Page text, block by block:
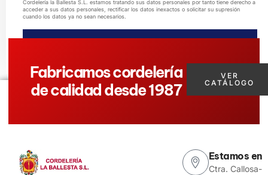
Cordelería la Ballesta S.L. estamos tratando sus datos personales por tanto tiene derecho a
acceder a sus datos personales, rectificar los datos inexactos o solicitar su supresión
cuando los datos ya no sean necesarios.
Fabricamos cordelería
de calidad desde 1987
VER
CATÁLOGO
Estamos en
Ctra. Callosa-